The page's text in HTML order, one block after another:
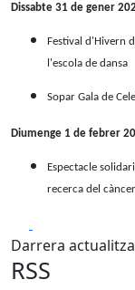
Dissabte 31 de gener
Festival d'Hivern
l'escola de dansa
Sopar Gala de
Diumenge 1 de febrer
Espectacle
recerca del càncer
Darrera
RSS